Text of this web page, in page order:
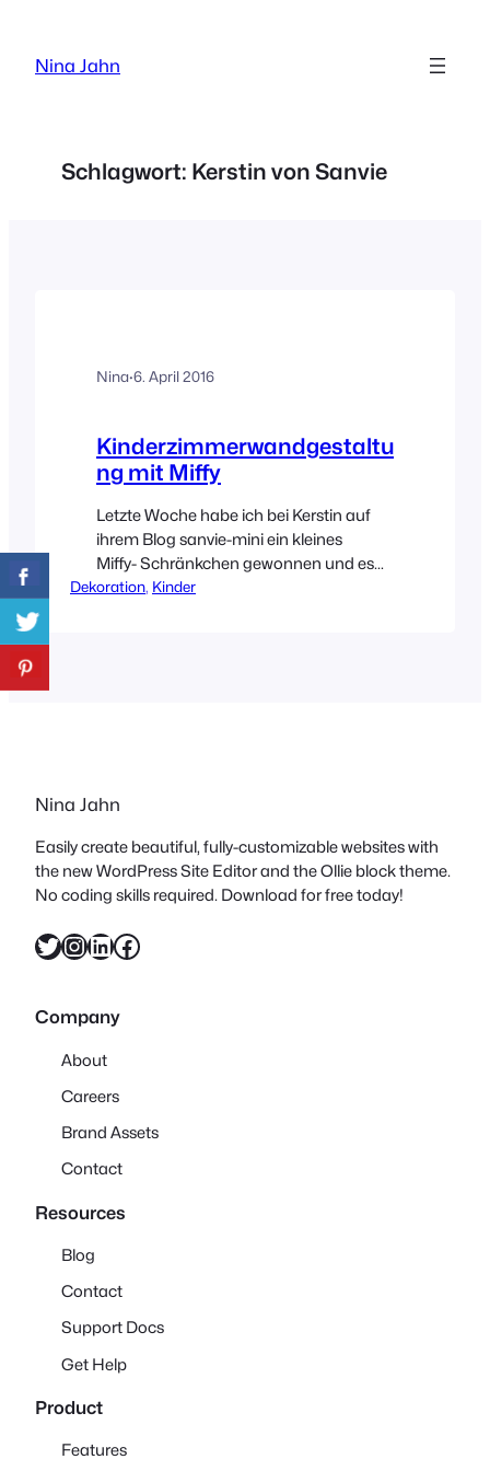
springen
Nina Jahn
Schlagwort: Kerstin von Sanvie
Nina·6. April 2016
Kinderzimmerwandgestaltu
ng mit Miffy
Letzte Woche habe ich bei Kerstin auf
ihrem Blog sanvie-mini ein kleines
Miffy- Schränkchen gewonnen und es
gibt in unserem Haushalt eine Person,
Dekoration, Kinder
Nina Jahn
Easily create beautiful, fully-customizable websites with
the new WordPress Site Editor and the Ollie block theme.
No coding skills required. Download for free today!
Twitter InstagramLinkedIn Facebook
Company
About
Careers
Brand Assets
Contact
Resources
Blog
Contact
Support Docs
Get Help
Product
Features